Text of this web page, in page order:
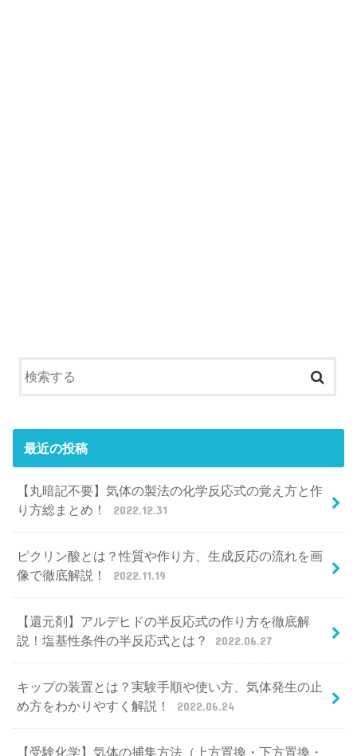
最近の投稿
【丸暗記不要】気体の製法の化学反応式の覚え方と作
り方総まとめ！
2022.12.31
ピクリン酸とは？性質や作り方、生成反応の流れを画
像で徹底解説！
2022.11.19
【還元剤】アルデヒドの半反応式の作り方を徹底解
説！塩基性条件の半反応式とは？
2022.06.27
キップの装置とは？実験手順や使い方、気体発生の止
め方をわかりやすく解説！
2022.06.24
【受験化学】気体の捕集方法（上方置換・下方置換・